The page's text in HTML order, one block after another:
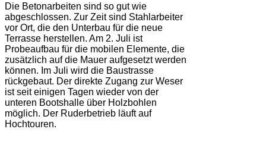
Die Betonarbeiten sind so gut wie
abgeschlossen. Zur Zeit sind Stahlarbeiter
vor Ort, die den Unterbau für die neue
Terrasse herstellen. Am 2. Juli ist
Probeaufbau für die mobilen Elemente, die
zusätzlich auf die Mauer aufgesetzt werden
können. Im Juli wird die Baustrasse
rückgebaut. Der direkte Zugang zur Weser
ist seit einigen Tagen wieder von der
unteren Bootshalle über Holzbohlen
möglich. Der Ruderbetrieb läuft auf
Hochtouren.